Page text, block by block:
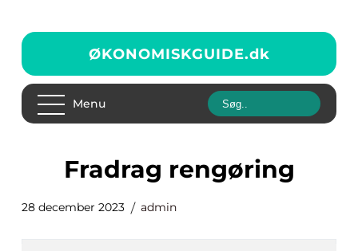
ØKONOMISKGUIDE.dk
Menu
fradrag rengøring
28 december 2023 admin